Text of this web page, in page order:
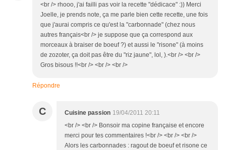
<br /> rhooo, j'ai failli pas voir la recette "dédicace" :)) Merci
Joelle, je prends note, ça me parle bien cette recette, une fois
que j'aurai compris ce qu'est la "carbonnade" (chez nous
autres français<br /> je suppose que ça correspond aux
morceaux à braiser de boeuf ?) et aussi le "risone" (à moins
de zozoter, ça doit pas être du "riz jaune", lol, ).<br /> <br />
Gros bisous !!<br /> <br /> <br />
Répondre
C Cuisine passion 19/04/2011 20:11
<br /> <br /> Bonsoir ma copine française et encore
merci pour tes commentaires !<br /> <br /> <br />
Alors les carbonnades : ragout de boeuf et risone ce